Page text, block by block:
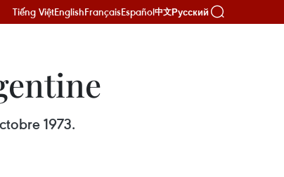
Tiếng ViệtEnglishFrançaisEspañol中文Русский
1973.